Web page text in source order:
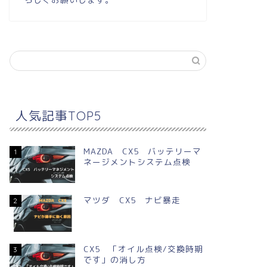
人気記事TOP5
1
MAZDA CX5 バッテリーマ
ネージメントシステム点検
2 マツダ CX5 ナビ暴走
3
CX5 「オイル点検/交換時期
です」の消し方